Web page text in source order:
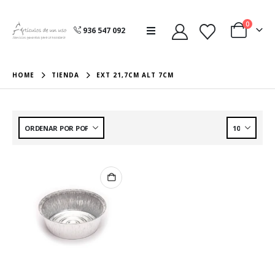
936 547 092
0
HOME TIENDA EXT 21,7CM ALT 7CM